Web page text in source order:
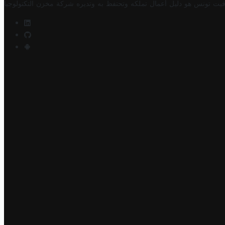
تونس هو دليل أعمال تملكه وتحتفظ به وتديره شركة مخزن التكنولوجيا